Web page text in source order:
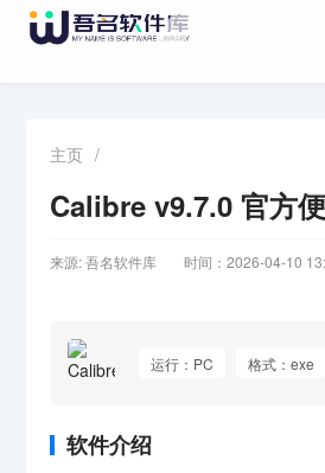
主页 /
Calibre v9.7.0 官方
来源: 吾名软件库 时间：2026-04-10
运行：PC 格式：exe
软件介绍